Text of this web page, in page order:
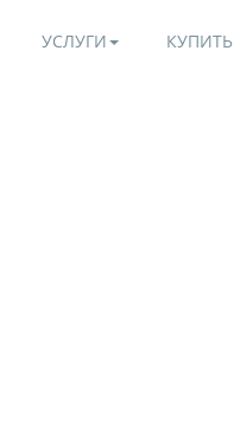
УСЛУГИ КУПИТЬ